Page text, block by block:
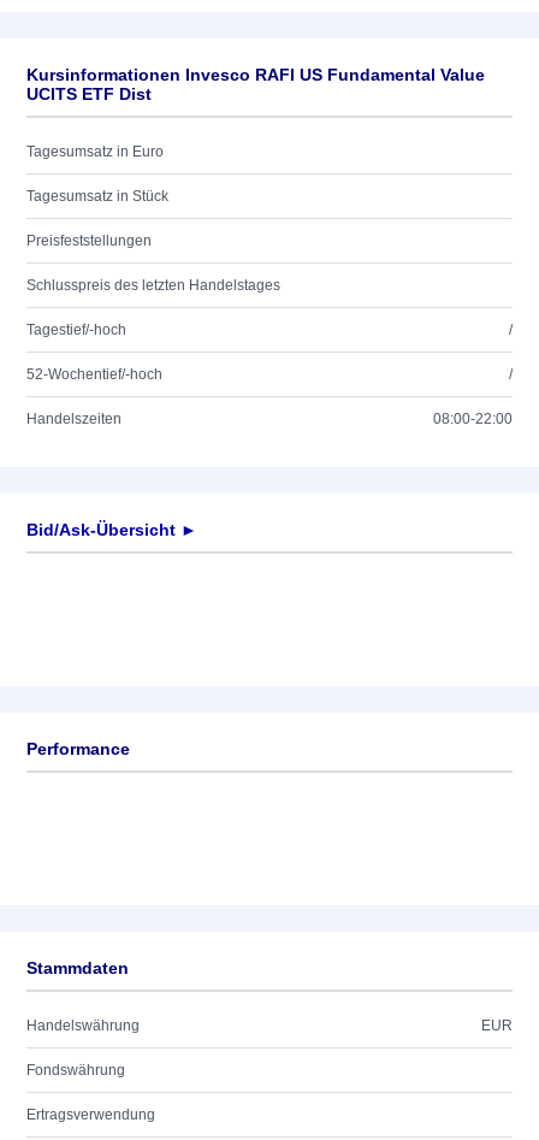
Kursinformationen Invesco RAFI US Fundamental Value
UCITS ETF Dist
Tagesumsatz in Euro
Tagesumsatz in Stück
Preisfeststellungen
Schlusspreis des letzten Handelstages
Tagestief/-hoch /
52-Wochentief/-hoch /
Handelszeiten 08:00-22:00
Bid/Ask-Übersicht ►
Performance
Stammdaten
Handelswährung EUR
Fondswährung
Ertragsverwendung